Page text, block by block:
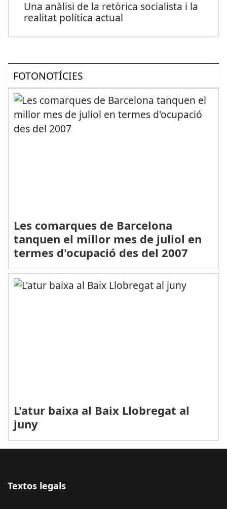
Una anàlisi de la retòrica socialista i la
realitat política actual
FOTONOTÍCIES
Les comarques de Barcelona
tanquen el millor mes de juliol en
termes d'ocupació des del 2007
L'atur baixa al Baix Llobregat al
juny
Textos legals